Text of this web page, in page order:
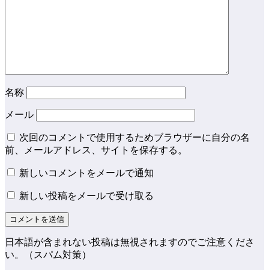
名称
メール
次回のコメントで使用するためブラウザーに自分の名
前、メールアドレス、サイトを保存する。
新しいコメントをメールで通知
新しい投稿をメールで受け取る
日本語が含まれない投稿は無視されますのでご注意くださ
い。（スパム対策）